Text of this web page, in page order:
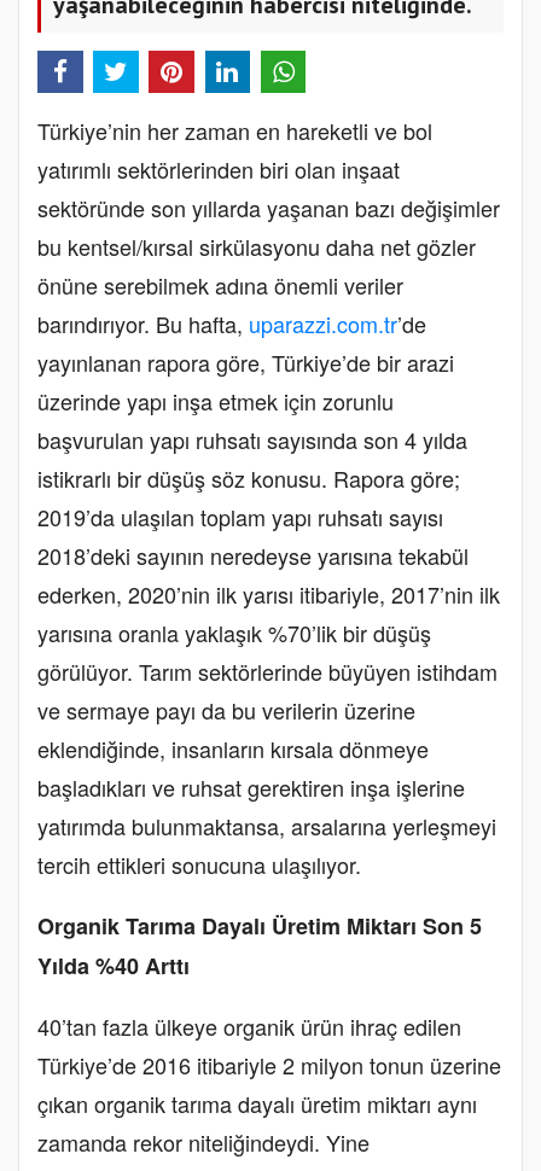
Türkiye’nin her zaman en hareketli ve bol
yatırımlı sektörlerinden biri olan inşaat
sektöründe son yıllarda yaşanan bazı değişimler
bu kentsel/kırsal sirkülasyonu daha net gözler
önüne serebilmek adına önemli veriler
barındırıyor. Bu hafta, uparazzi.com.tr’de
yayınlanan rapora göre, Türkiye’de bir arazi
üzerinde yapı inşa etmek için zorunlu
başvurulan yapı ruhsatı sayısında son 4 yılda
istikrarlı bir düşüş söz konusu. Rapora göre;
2019’da ulaşılan toplam yapı ruhsatı sayısı
2018’deki sayının neredeyse yarısına tekabül
ederken, 2020’nin ilk yarısı itibariyle, 2017’nin ilk
yarısına oranla yaklaşık %70’lik bir düşüş
görülüyor. Tarım sektörlerinde büyüyen istihdam
ve sermaye payı da bu verilerin üzerine
eklendiğinde, insanların kırsala dönmeye
başladıkları ve ruhsat gerektiren inşa işlerine
yatırımda bulunmaktansa, arsalarına yerleşmeyi
tercih ettikleri sonucuna ulaşılıyor.
Organik Tarıma Dayalı Üretim Miktarı Son 5
Yılda %40 Arttı
40’tan fazla ülkeye organik ürün ihraç edilen
Türkiye’de 2016 itibariyle 2 milyon tonun üzerine
çıkan organik tarıma dayalı üretim miktarı aynı
zamanda rekor niteliğindeydi. Yine